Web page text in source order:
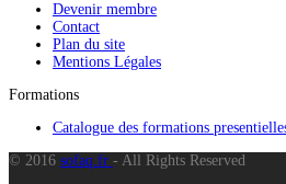
Devenir membre
Contact
Plan du site
Mentions Légales
Formations
Catalogue des formations
© 2016 sofaq.fr - All Rights Reserved